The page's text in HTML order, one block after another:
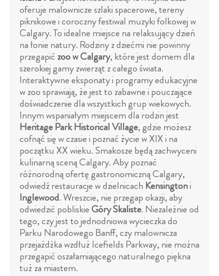
oferuje malownicze szlaki spacerowe, tereny
piknikowe i coroczny festiwal muzyki folkowej w
Calgary. To idealne miejsce na relaksujący dzień
na łonie natury. Rodziny z dziećmi nie powinny
przegapić zoo w Calgary, które jest domem dla
szerokiej gamy zwierząt z całego świata.
Interaktywne eksponaty i programy edukacyjne
w zoo sprawiają, że jest to zabawne i pouczające
doświadczenie dla wszystkich grup wiekowych.
Innym wspaniałym miejscem dla rodzin jest
Heritage Park Historical Village, gdzie możesz
cofnąć się w czasie i poznać życie w XIX i na
początku XX wieku. Smakosze będą zachwyceni
kulinarną sceną Calgary. Aby poznać
różnorodną ofertę gastronomiczną Calgary,
odwiedź restauracje w dzielnicach Kensingtoni
Inglewood. Wreszcie, nie przegap okazji, aby
odwiedzić pobliskieGóry Skaliste. Niezależnie od
tego, czy jest to jednodniowa wycieczka do
Parku Narodowego Banff, czy malownicza
przejażdżka wzdłuż Icefields Parkway, nie można
przegapić oszałamiającego naturalnego piękna
tuż za miastem.